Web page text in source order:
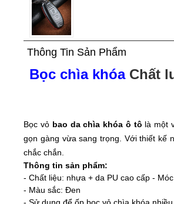
Thông Tin Sản Phẩm
Bọc chìa khóa Chất
Bọc vỏ bao da chìa khóa ô tô là một
gọn gàng vừa sang trọng. Với thiết kế
chắc chắn.
Thông tin sản phẩm:
- Chất liệu: nhựa + da PU cao cấp -
- Màu sắc: Đen